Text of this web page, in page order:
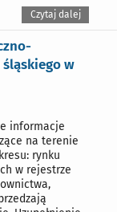
Czytaj dalej
w
informacje
na terenie
rynku
w rejestrze